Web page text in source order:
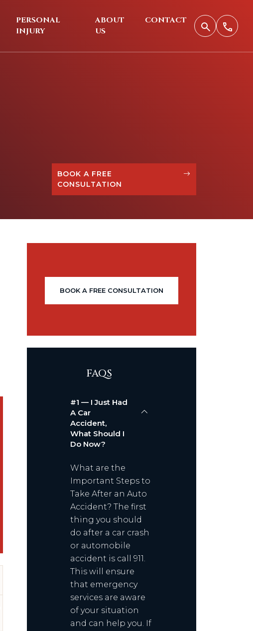
PERSONAL
INJURY
ABOUT
US
CONTACT
BOOK A FREE
CONSULTATION
BOOK A FREE CONSULTATION
FAQS
#1 — I Just Had
A Car
Accident,
What Should I
Do Now?
What are the
Important Steps to
Take After an Auto
Accident? The first
thing you should
do after a car crash
or automobile
accident is call 911.
This will ensure
that emergency
services are aware
of your situation
and can help you. If